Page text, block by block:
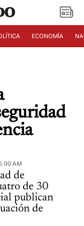
ECONOMÍA
AM
de
de 30
publican
de